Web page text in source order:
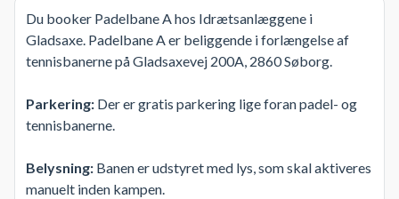
Du booker Padelbane A hos Idrætsanlæggene i
Gladsaxe. Padelbane A er beliggende i forlængelse af
tennisbanerne på Gladsaxevej 200A, 2860 Søborg.
Parkering: Der er gratis parkering lige foran padel- og
tennisbanerne.
Belysning: Banen er udstyret med lys, som skal aktiveres
manuelt inden kampen.